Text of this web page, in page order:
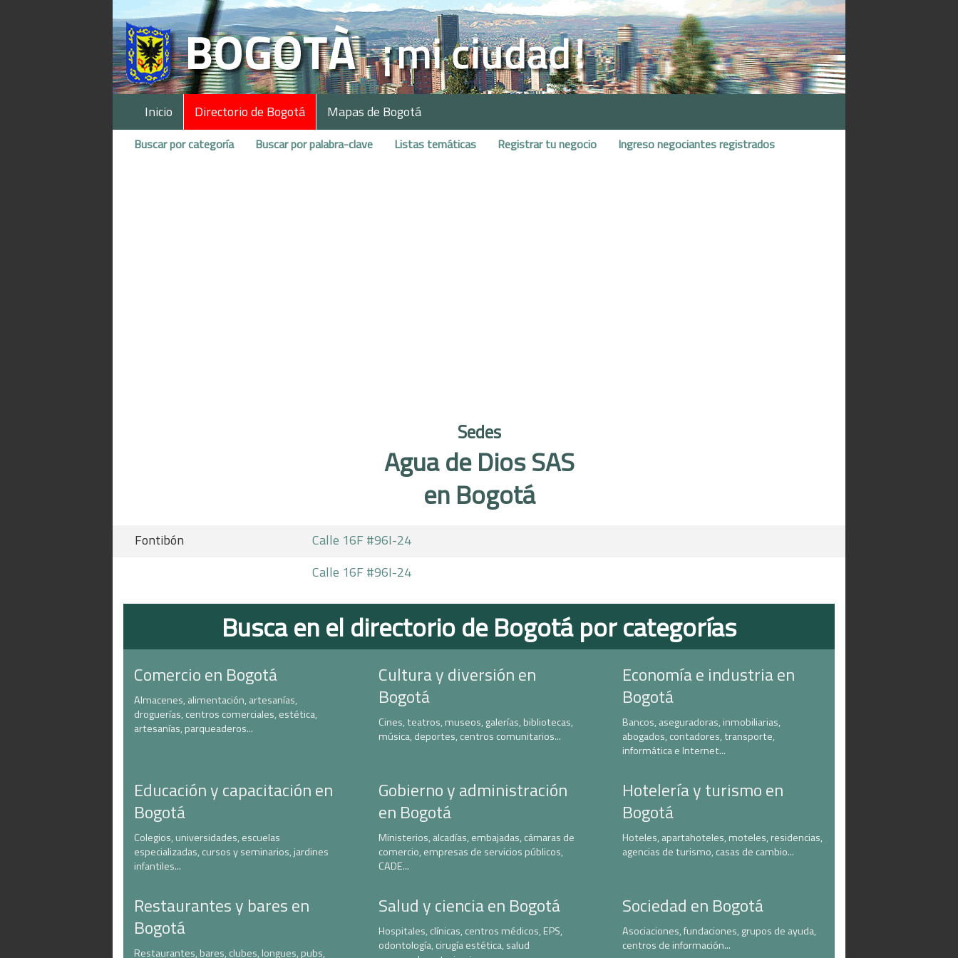
Inicio Directorio de Bogotá Mapas de Bogotá
Buscar por categoría Buscar por palabra-clave Listas temáticas Registrar tu negocio Ingreso negociantes registrados
Sedes
Agua de Dios SAS
en Bogotá
Fontibón
Calle 16F #96I-24
Calle 16F #96I-24
Busca en el directorio de Bogotá por categorías
Comercio en Bogotá
Almacenes, alimentación, artesanías,
droguerías, centros comerciales, estética,
artesanías, parqueaderos...
Cultura y diversión en
Bogotá
Cines, teatros, museos, galerías, bibliotecas,
música, deportes, centros comunitarios...
Economía e industria en
Bogotá
Bancos, aseguradoras, inmobiliarias,
abogados, contadores, transporte,
informática e Internet...
Educación y capacitación en
Bogotá
Colegios, universidades, escuelas
especializadas, cursos y seminarios, jardines
infantiles...
Gobierno y administración
en Bogotá
Ministerios, alcadías, embajadas, cámaras de
comercio, empresas de servicios públicos,
CADE...
Hotelería y turismo en
Bogotá
Hoteles, apartahoteles, moteles, residencias,
agencias de turismo, casas de cambio...
Restaurantes y bares en
Bogotá
Restaurantes, bares, clubes, longues, pubs,
Salud y ciencia en Bogotá
Hospitales, clínicas, centros médicos, EPS,
odontología, cirugía estética, salud
Sociedad en Bogotá
Asociaciones, fundaciones, grupos de ayuda,
centros de información...